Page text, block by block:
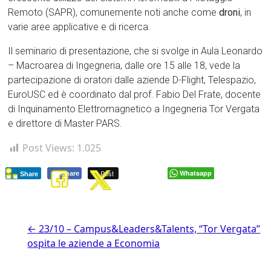
Remoto (SAPR), comunemente noti anche comedroni, in
varie aree applicative e di ricerca.
Il seminario di presentazione, che si svolge in Aula Leonardo
– Macroarea di Ingegneria, dalle ore 15 alle 18, vede la
partecipazione di oratori dalle aziende D-Flight, Telespazio,
EuroUSC ed è coordinato dal prof. Fabio Del Frate, docente
di Inquinamento Elettromagnetico a Ingegneria Tor Vergata
e direttore di Master PARS.
Post Views: 1.025
Share Post
Share Whatsapp
← 23/10 – Campus&Leaders&Talents, “Tor Vergata”
ospita le aziende a Economia